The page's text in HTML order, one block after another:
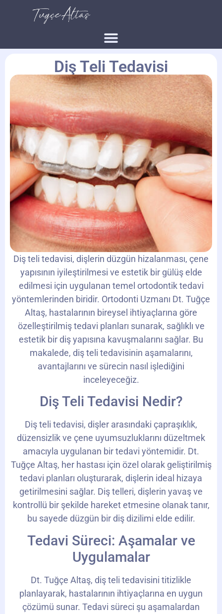
Diş Teli Tedavisi
Diş teli tedavisi, dişlerin düzgün hizalanması, çene
yapısının iyileştirilmesi ve estetik bir gülüş elde
edilmesi için uygulanan temel ortodontik tedavi
yöntemlerinden biridir. Ortodonti Uzmanı Dt. Tuğçe
Altaş, hastalarının bireysel ihtiyaçlarına göre
özelleştirilmiş tedavi planları sunarak, sağlıklı ve
estetik bir diş yapısına kavuşmalarını sağlar. Bu
makalede, diş teli tedavisinin aşamalarını,
avantajlarını ve sürecin nasıl işlediğini
inceleyeceğiz.
Diş Teli Tedavisi Nedir?
Diş teli tedavisi, dişler arasındaki çapraşıklık,
düzensizlik ve çene uyumsuzluklarını düzeltmek
amacıyla uygulanan bir tedavi yöntemidir. Dt.
Tuğçe Altaş, her hastası için özel olarak geliştirilmiş
tedavi planları oluşturarak, dişlerin ideal hizaya
getirilmesini sağlar. Diş telleri, dişlerin yavaş ve
kontrollü bir şekilde hareket etmesine olanak tanır,
bu sayede düzgün bir diş dizilimi elde edilir.
Tedavi Süreci: Aşamalar ve
Uygulamalar
Dt. Tuğçe Altaş, diş teli tedavisini titizlikle
planlayarak, hastalarının ihtiyaçlarına en uygun
çözümü sunar. Tedavi süreci şu aşamalardan